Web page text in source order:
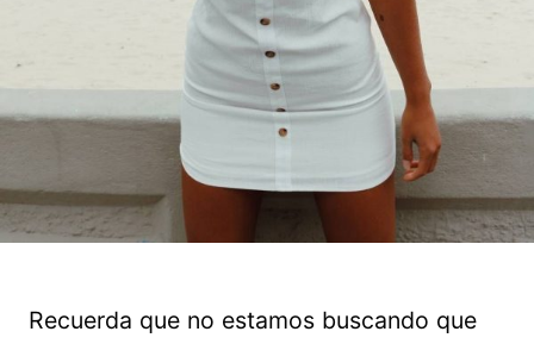
Recuerda que no estamos buscando que